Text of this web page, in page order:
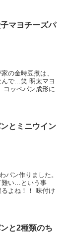
マヨチーズパ
の金時豆煮は、
んで…笑 明太マヨ
コッペパン成形に
とミニウイン
パン作りました。
難い…という事
よね！！ 味付け
と2種類のち